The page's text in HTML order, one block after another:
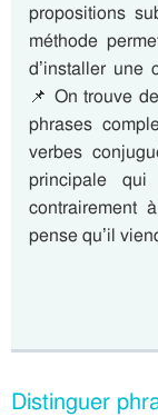
propositions
méthode
d’installer une
📌 On trouve
phrases
verbes
principale
contrairement
pense qu’il
Distinguer